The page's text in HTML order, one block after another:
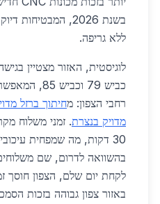
ללא גריפה.
לוגיסטית, האזור מצטיין
כביש 79
רחבי הצפון: מחיתוך ברזל
מדויק בנצרת
30 דקות, מה שמפחית
בהשוואה לדרום, שם
לקחת יום שלם, הצפון חוסך